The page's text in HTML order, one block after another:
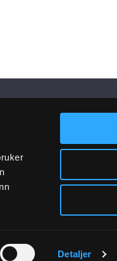
Detaljer